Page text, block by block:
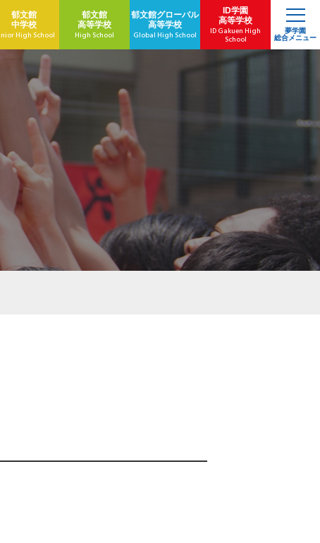
郁文館
中学校
High School
郁文館
高等学校
High School
郁文館グローバル
高等学校
Global High School
ID学園
高等学校
ID Gakuen High
School
夢学園
総合メニュー